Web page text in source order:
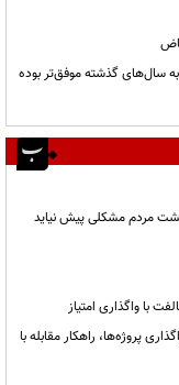
سال‌های گذشته موفق‌تر بوده
مردم مشکلی پیش نیاید
با واگذاری امتیاز
پروژه‌ها، راهکار مقابله با